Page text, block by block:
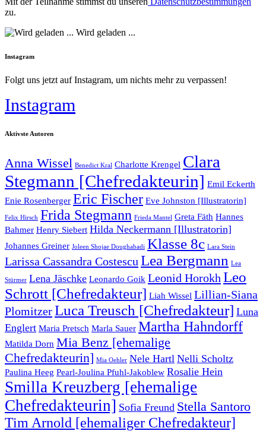
zu.
Wird geladen ...
Instagram
Folgt uns jetzt auf Instagram, um nichts mehr zu verpassen!
Instagram
Aktivste Autoren
Anna Wissel Benedict Kral Charlotte Krengel Clara
Stegmann [Chefredakteurin] Emil Eckerth
Enie Rosenberger Eric Fischer Eve Johnston [Illustratorin]
Felix Hirsch Frida Stegmann Frieda Mantel Greta Fäth Hannes
Bahmer Henry Siebert Hilda Neckermann [Illustratorin]
Johannes Greiner Joleen Shojae Doughabadi Klasse 8c Lara Stein
Larissa Cassandra Costescu Lea Bergmann Lea
Stürmer Lena Jäschke Leonardo Goik Leonid Horokh Leo
Schrott [Chefredakteur] Liah Wissel Lillian-Siana
PlomitzerLuca Treusch [Chefredakteur] Luna
Englert Maria Pretsch Marla Sauer Martha Hahndorff
Matilda Dorn Mia Benz [ehemalige
Chefredakteurin] Mia Oehler Nele Hartl Nelli Scholtz
Paulina Heeg Pearl-Joulina Pfuhl-Jakoblew Rosalie Hein
Smilla Kreuzberg [ehemalige
Chefredakteurin] Sofia Freund Stella Santoro
Tim Arnold [ehemaliger Chefredakteur]